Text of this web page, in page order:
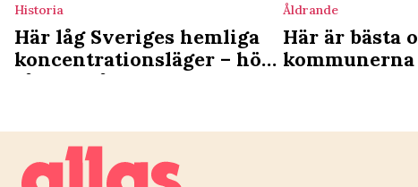
Historia
Här låg Sveriges hemliga
koncentrationsläger – höll
fångar på obestämd tid
Åldrande
Här är bästa
kommunerna